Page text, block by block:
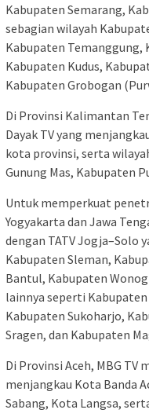
Kabupaten Semarang,
sebagian wilayah
Kabupaten Temanggung,
Kabupaten Kudus,
Kabupaten Grobogan
Di Provinsi Kalimantan
Dayak TV yang
kota provinsi, serta
Gunung Mas, Kabupaten
Untuk memperkuat
Yogyakarta dan Jawa
dengan TATV Jogja–Solo
Kabupaten Sleman,
Bantul, Kabupaten
lainnya seperti
Kabupaten Sukoharjo,
Sragen, dan Kabupaten
Di Provinsi Aceh, MBG TV
menjangkau Kota Banda
Sabang, Kota Langsa,